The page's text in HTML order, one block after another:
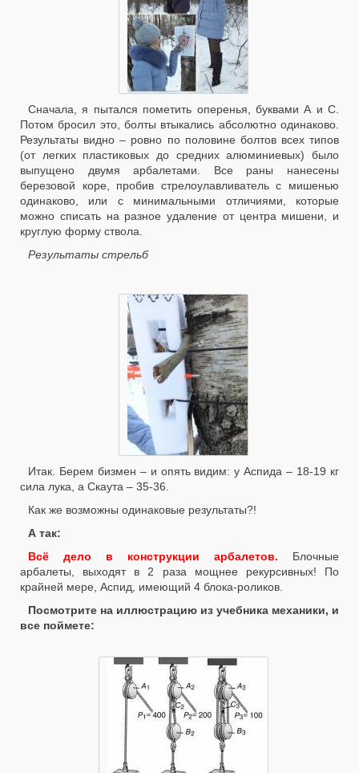
Сначала, я пытался пометить оперенья, буквами А и С.
Потом бросил это, болты втыкались абсолютно одинаково.
Результаты видно – ровно по половине болтов всех типов
(от легких пластиковых до средних алюминиевых) было
выпущено двумя арбалетами. Все раны нанесены
березовой коре, пробив стрелоулавливатель с мишенью
одинаково, или с минимальными отличиями, которые
можно списать на разное удаление от центра мишени, и
круглую форму ствола.
Результаты стрельб
Итак. Берем бизмен – и опять видим: у Аспида – 18-19 кг
сила лука, а Скаута – 35-36.
Как же возможны одинаковые результаты?!
А так:
Всё дело в конструкции арбалетов.
Блочные
арбалеты, выходят в 2 раза мощнее рекурсивных! По
крайней мере, Аспид, имеющий 4 блока-роликов.
Посмотрите на иллюстрацию из учебника механики, и
все поймете: